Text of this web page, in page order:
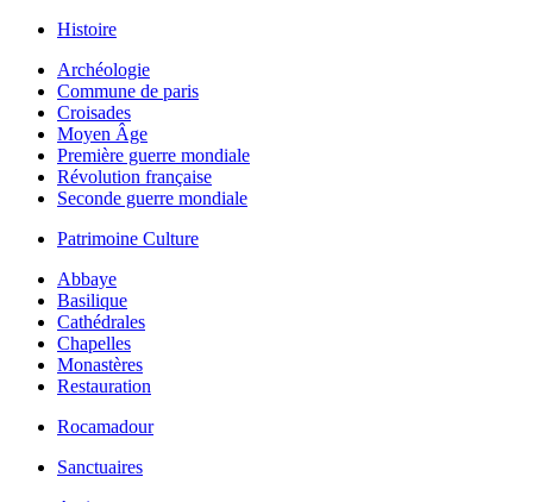
Histoire
Archéologie
Commune de paris
Croisades
Moyen Âge
Première guerre mondiale
Révolution française
Seconde guerre mondiale
Patrimoine Culture
Abbaye
Basilique
Cathédrales
Chapelles
Monastères
Restauration
Rocamadour
Sanctuaires